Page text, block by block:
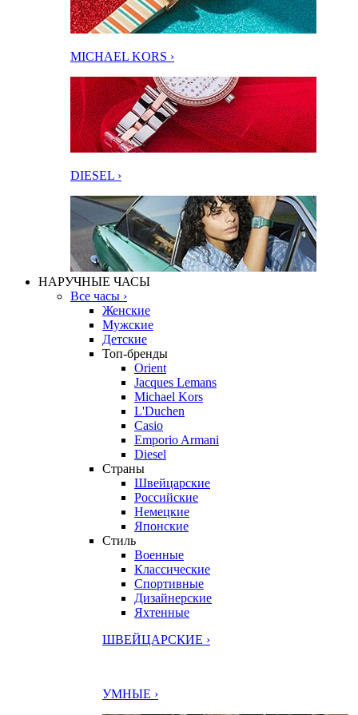
MICHAEL KORS ›
DIESEL ›
НАРУЧНЫЕ ЧАСЫ
Все часы ›
Женские
Мужские
Детские
Топ-бренды
Orient
Jacques Lemans
Michael Kors
L'Duchen
Casio
Emporio Armani
Diesel
Страны
Швейцарские
Российские
Немецкие
Японские
Стиль
Военные
Классические
Спортивные
Дизайнерские
Яхтенные
ШВЕЙЦАРСКИЕ ›
УМНЫЕ ›